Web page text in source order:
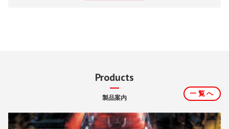
Products
製品案内 一覧へ